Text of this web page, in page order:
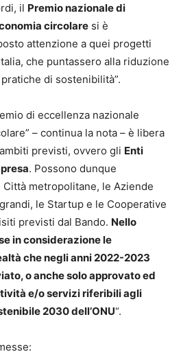
il Premio nazionale di
circolare si è
attenzione a quei progetti
che puntassero alla riduzione
di sostenibilità”.
di eccellenza nazionale
– continua la nota – è libera
previsti, ovvero gli Enti
. Possono dunque
metropolitane, le Aziende
le Startup e le Cooperative
previsti dal Bando. Nello
in considerazione le
che negli anni 2022-2023
o anche solo approvato ed
e/o servizi riferibili agli
2030 dell’ONU“.